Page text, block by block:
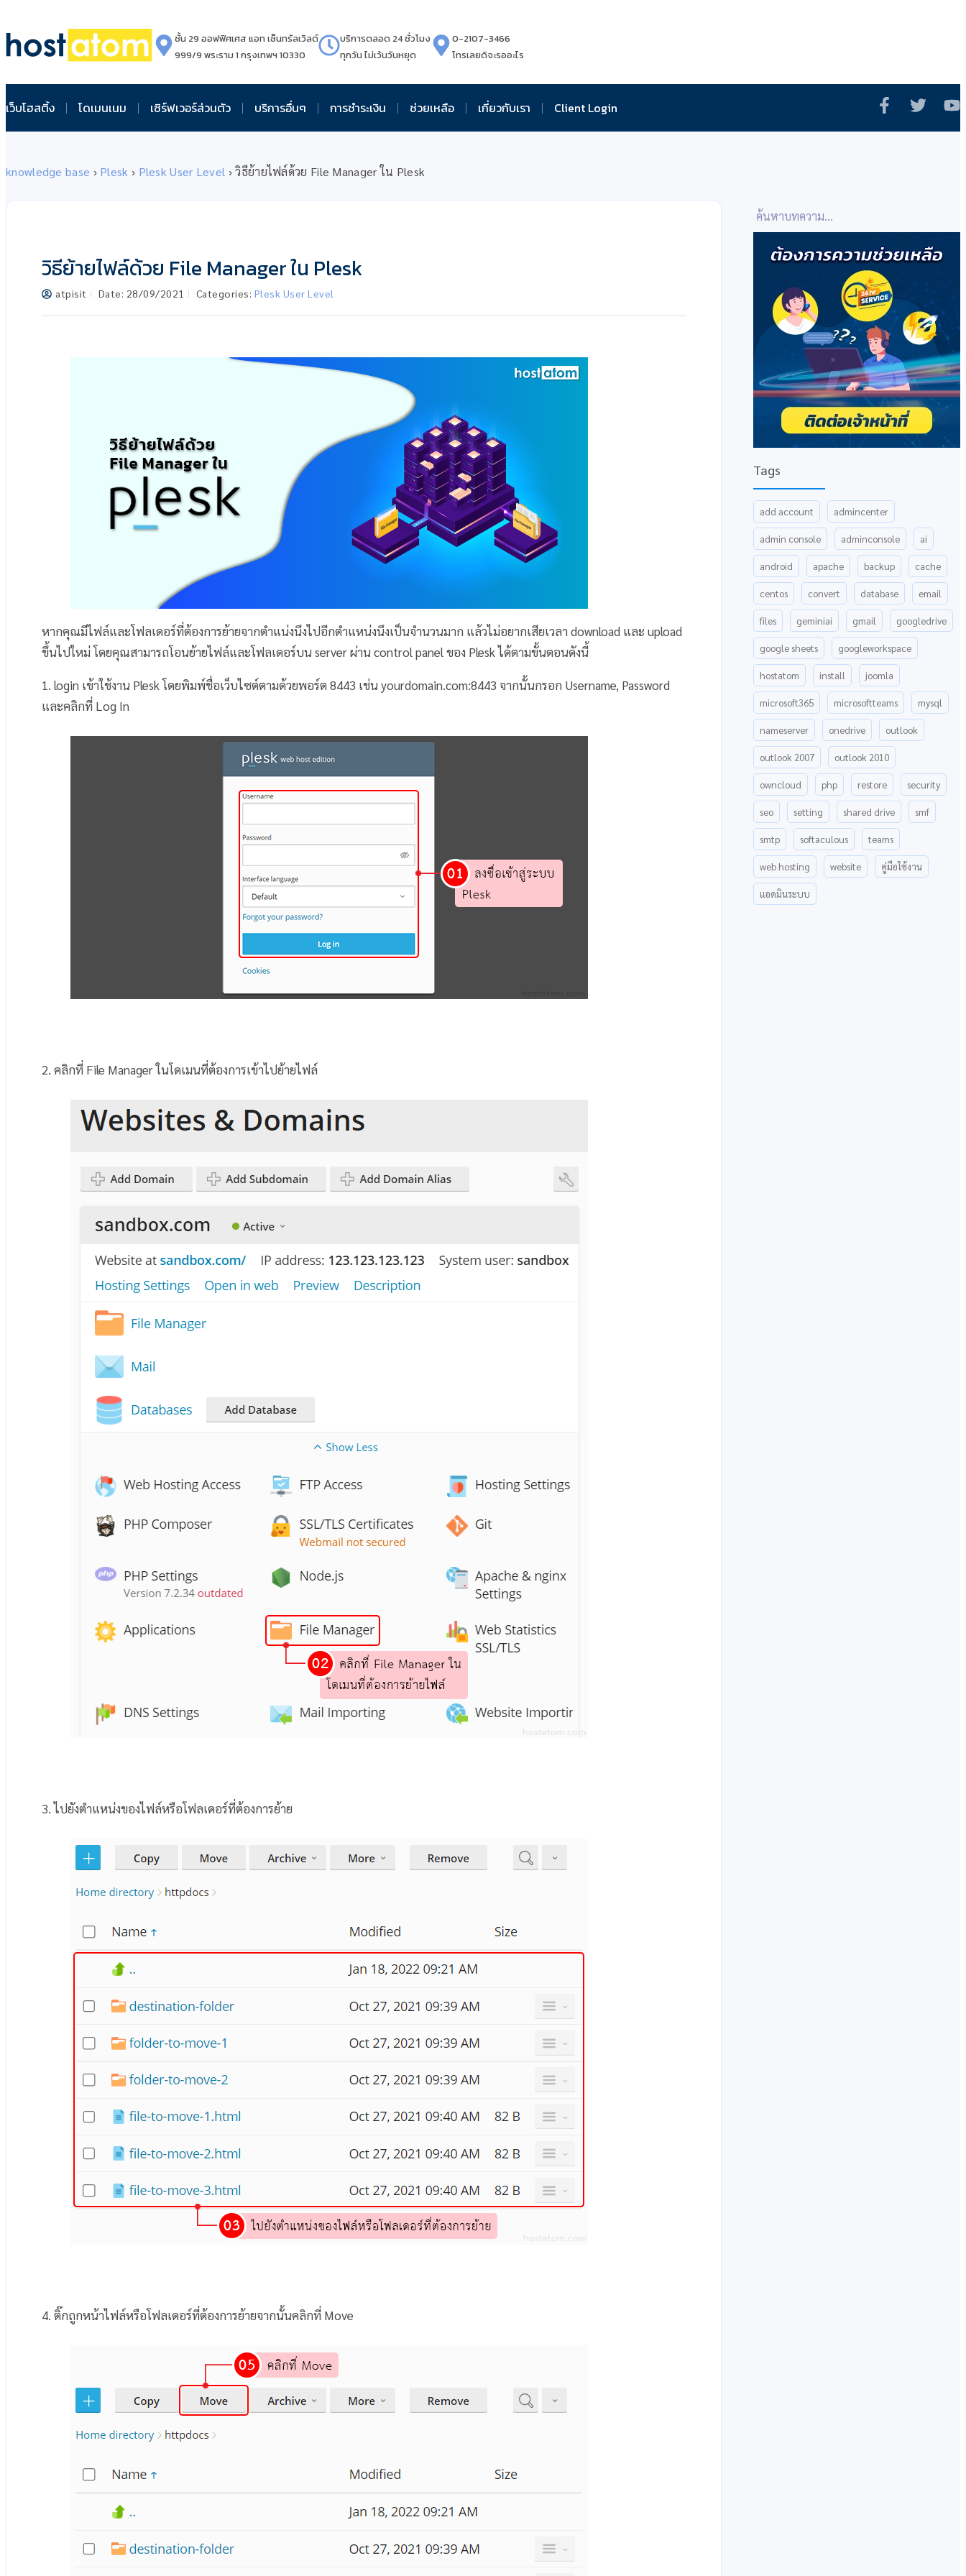
ชั้น 29 ออฟฟิศเศส แอท เซ็นทรัลเวิลด์
999/9 พระราม 1 กรุงเทพฯ 10330
บริการตลอด 24 ชั่วโมง
ทุกวัน ไม่เว้นวันหยุด
0-2107-3466
โทรเลยดิจะรออะไร
เว็บโฮสติ้ง โดเมนเนม เซิร์ฟเวอร์ส่วนตัว บริการอื่นๆ การชำระเงิน ช่วยเหลือ เกี่ยวกับเรา Client Login
knowledge base › Plesk › Plesk User Level ›วิธีย้ายไฟล์ด้วย File Manager ใน Plesk
วิธีย้ายไฟล์ด้วย File Manager ใน Plesk
atpisit Date: 28/09/2021 Categories: Plesk User Level
หากคุณมีไฟล์และโฟลเดอร์ที่ต้องการย้ายจากตำแน่งนึงไปอีกตำแหน่งนึงเป็นจำนวนมาก แล้วไม่อยากเสียเวลา download และ upload
ขึ้นไปใหม่ โดยคุณสามารถโอนย้ายไฟล์และโฟลเดอร์บน server ผ่าน control panel ของ Plesk ได้ตามขั้นตอนดังนี้
1. login เข้าใช้งาน Plesk โดยพิมพ์ชื่อเว็บไซต์ตามด้วยพอร์ต 8443 เช่น yourdomain.com:8443 จากนั้นกรอก Username, Password
และคลิกที่ Log In
2. คลิกที่ File Manager ในโดเมนที่ต้องการเข้าไปย้ายไฟล์
3. ไปยังตำแหน่งของไฟล์หรือโฟลเดอร์ที่ต้องการย้าย
4. ติ๊กถูกหน้าไฟล์หรือโฟลเดอร์ที่ต้องการย้ายจากนั้นคลิกที่ Move
Tags
add account admincenter
admin console adminconsole ai
android apache backup cache
centos convert database email
files geminiai gmail googledrive
google sheets googleworkspace
hostatom install joomla
microsoft365 microsoftteams mysql
nameserver onedrive outlook
outlook 2007 outlook 2010
owncloud php restore security
seo setting shared drive smf
smtp softaculous teams
web hosting website คู่มือใช้งาน
แอดมินระบบ